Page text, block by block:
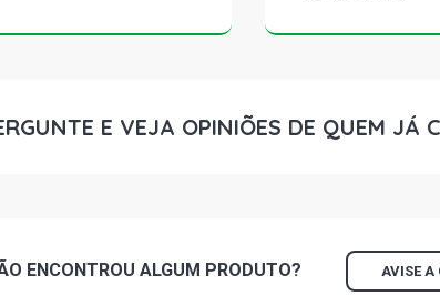
E VEJA OPINIÕES DE QUEM JÁ
ENCONTROU ALGUM PRODUTO? AVISE A